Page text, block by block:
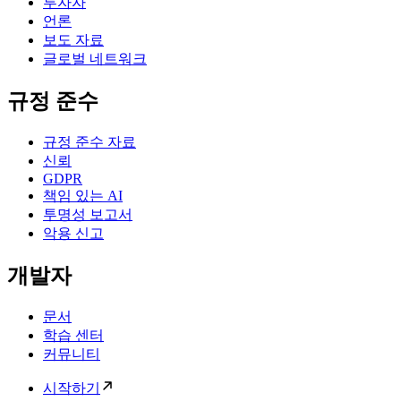
언론
보도 자료
글로벌 네트워크
규정 준수
규정 준수 자료
신뢰
GDPR
책임 있는 AI
투명성 보고서
악용 신고
개발자
문서
학습 센터
커뮤니티
시작하기